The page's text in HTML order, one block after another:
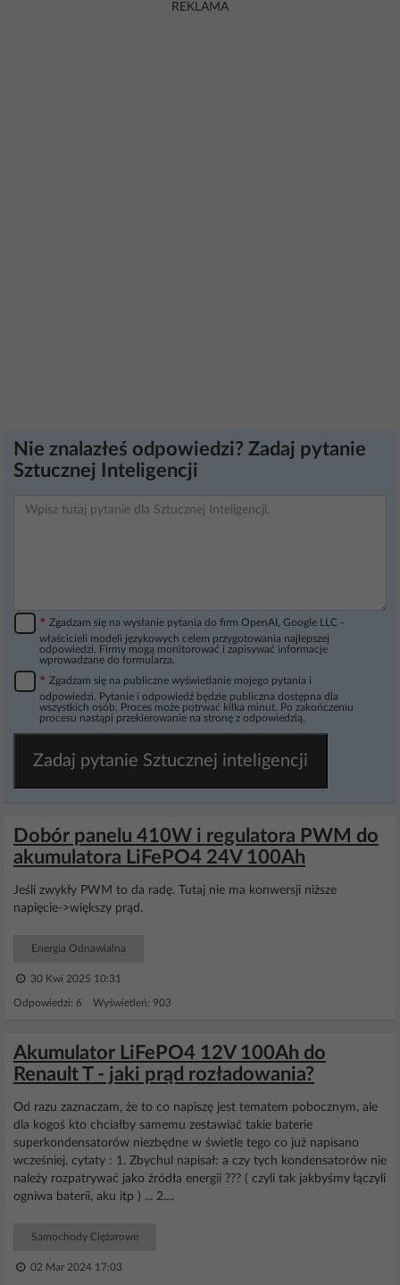
REKLAMA
Nie znalazłeś odpowiedzi? Zadaj pytanie
Sztucznej Inteligencji
* Zgadzam się na wysłanie pytania do firm OpenAI, Google LLC -
właścicieli modeli językowych celem przygotowania najlepszej
odpowiedzi. Firmy mogą monitorować i zapisywać informacje
wprowadzane do formularza.
* Zgadzam się na publiczne wyświetlanie mojego pytania i
odpowiedzi. Pytanie i odpowiedź będzie publiczna dostępna dla
wszystkich osób. Proces może potrwać kilka minut. Po zakończeniu
procesu nastąpi przekierowanie na stronę z odpowiedzią.
Zadaj pytanie Sztucznej inteligencji
Dobór panelu 410W i regulatora PWM do
akumulatora LiFePO4 24V 100Ah
Jeśli zwykły PWM to da radę. Tutaj nie ma konwersji niższe
napięcie->większy prąd.
Energia Odnawialna
30 Kwi 2025 10:31
Odpowiedzi: 6 Wyświetleń: 903
Akumulator LiFePO4 12V 100Ah do
Renault T - jaki prąd rozładowania?
Od razu zaznaczam, że to co napiszę jest tematem pobocznym, ale
dla kogoś kto chciałby samemu zestawiać takie baterie
superkondensatorów niezbędne w świetle tego co już napisano
wcześniej. cytaty : 1. Zbychul napisał: a czy tych kondensatorów nie
należy rozpatrywać jako źródła energii ??? ( czyli tak jakbyśmy łączyli
ogniwa baterii, aku itp ) ... 2....
Samochody Ciężarowe
02 Mar 2024 17:03